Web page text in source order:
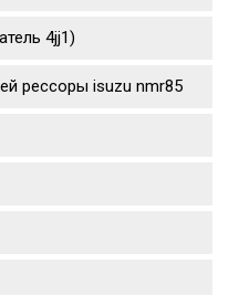
4jj1)
рессоры isuzu nmr85